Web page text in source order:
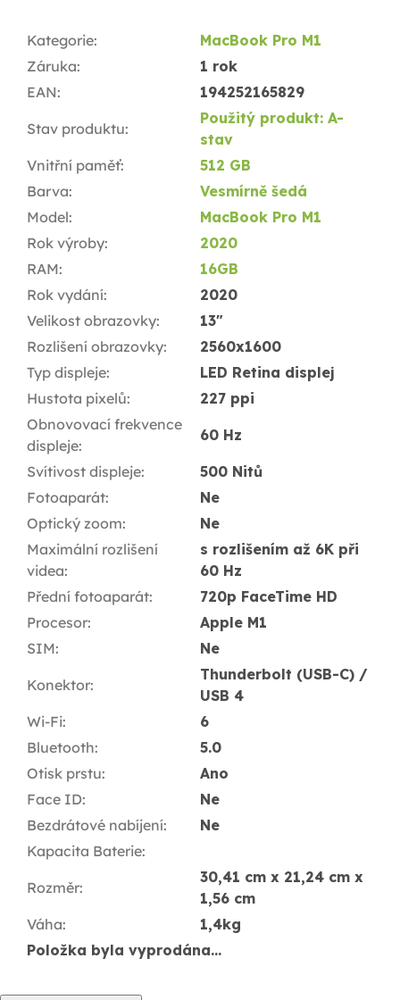
Kategorie:
MacBook Pro M1
Záruka:
1 rok
EAN: 194252165829
Stav produktu:
Použitý produkt: A-
stav
Vnitřní paměť:
512 GB
Barva:
Vesmírně šedá
Model:
MacBook Pro M1
Rok výroby:
2020
RAM:
16GB
Rok vydání:
2020
Velikost obrazovky:
13"
Rozlišení obrazovky:
2560x1600
Typ displeje:
LED Retina displej
Hustota pixelů:
227 ppi
Obnovovací frekvence
displeje:
60 Hz
Svítivost displeje:
500 Nitů
Fotoaparát:
Ne
Optický zoom:
Ne
Maximální rozlišení
videa:
s rozlišením až 6K při
60 Hz
Přední fotoaparát:
720p FaceTime HD
Procesor:
Apple M1
SIM: Ne
Konektor:
Thunderbolt (USB-C) /
USB 4
Wi-Fi:
6
Bluetooth:
5.0
Otisk prstu:
Ano
Face ID:
Ne
Bezdrátové nabíjení:
Ne
Kapacita Baterie:
Rozměr:
30,41 cm x 21,24 cm x
1,56 cm
Váha:
1,4kg
Položka byla vyprodána…